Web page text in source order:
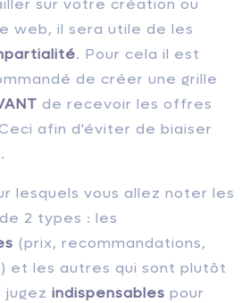
sur votre création ou
web, il sera utile de les
. Pour cela il est
de créer une grille
de recevoir les offres
afin d'éviter de biaiser
lesquels vous allez noter les
2 types : les
(prix, recommandations,
et les autres qui sont plutôt
jugez indispensables pour